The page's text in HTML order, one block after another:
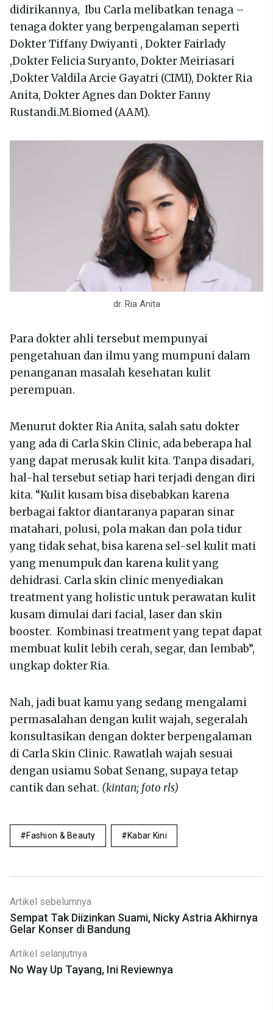
didirikannya, Ibu Carla melibatkan tenaga –
tenaga dokter yang berpengalaman seperti
Dokter Tiffany Dwiyanti , Dokter Fairlady
,Dokter Felicia Suryanto, Dokter Meiriasari
,Dokter Valdila Arcie Gayatri (CIMI), Dokter Ria
Anita, Dokter Agnes dan Dokter Fanny
Rustandi.M.Biomed (AAM).
dr. Ria Anita
Para dokter ahli tersebut mempunyai
pengetahuan dan ilmu yang mumpuni dalam
penanganan masalah kesehatan kulit
perempuan.
Menurut dokter Ria Anita, salah satu dokter
yang ada di Carla Skin Clinic, ada beberapa hal
yang dapat merusak kulit kita. Tanpa disadari,
hal-hal tersebut setiap hari terjadi dengan diri
kita. “Kulit kusam bisa disebabkan karena
berbagai faktor diantaranya paparan sinar
matahari, polusi, pola makan dan pola tidur
yang tidak sehat, bisa karena sel-sel kulit mati
yang menumpuk dan karena kulit yang
dehidrasi. Carla skin clinic menyediakan
treatment yang holistic untuk perawatan kulit
kusam dimulai dari facial, laser dan skin
booster. Kombinasi treatment yang tepat dapat
membuat kulit lebih cerah, segar, dan lembab”,
ungkap dokter Ria.
Nah, jadi buat kamu yang sedang mengalami
permasalahan dengan kulit wajah, segeralah
konsultasikan dengan dokter berpengalaman
di Carla Skin Clinic. Rawatlah wajah sesuai
dengan usiamu Sobat Senang, supaya tetap
cantik dan sehat. (kintan; foto rls)
Fashion & Beauty Kabar Kini
Artikel sebelumnya
Sempat Tak Diizinkan Suami, Nicky Astria Akhirnya
Gelar Konser di Bandung
Artikel selanjutnya
No Way Up Tayang, Ini Reviewnya